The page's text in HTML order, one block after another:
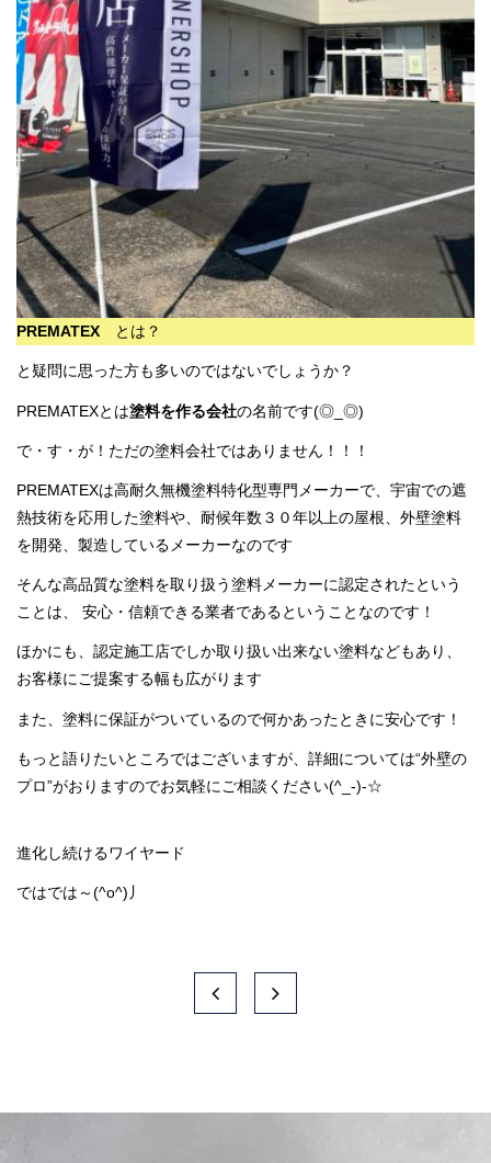
PREMATEX とは？
と疑問に思った方も多いのではないでしょうか？
PREMATEXとは塗料を作る会社の名前です(◎_◎)
で・す・が！ただの塗料会社ではありません！！！
PREMATEXは高耐久無機塗料特化型専門メーカーで、宇宙での遮
熱技術を応用した塗料や、耐候年数３０年以上の屋根、外壁塗料
を開発、製造しているメーカーなのです
そんな高品質な塗料を取り扱う塗料メーカーに認定されたという
ことは、 安心・信頼できる業者であるということなのです！
ほかにも、認定施工店でしか取り扱い出来ない塗料などもあり、
お客様にご提案する幅も広がります
また、塗料に保証がついているので何かあったときに安心です！
もっと語りたいところではございますが、詳細については“外壁の
プロ”がおりますのでお気軽にご相談ください(^_-)-☆
進化し続けるワイヤード
ではでは～(^o^)丿